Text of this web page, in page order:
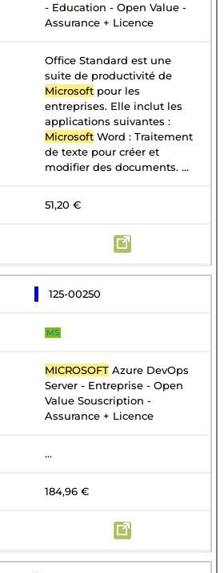
- Education - Open Value -
Assurance + Licence
Office Standard est une
suite de productivité de
Microsoft pour les
entreprises. Elle inclut les
applications suivantes :
Microsoft Word : Traitement
de texte pour créer et
modifier des documents. ...
51,20 €
125-00250
MS
MICROSOFT Azure DevOps
Server - Entreprise - Open
Value Souscription -
Assurance + Licence
...
184,96 €